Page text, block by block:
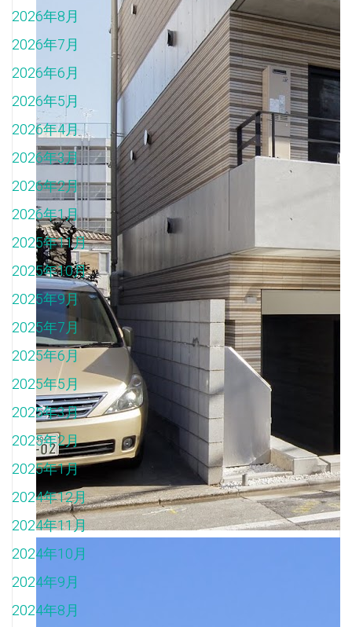
2026年8月
2026年7月
2026年6月
2026年5月
2026年4月
2026年3月
2026年2月
2026年1月
2025年11月
2025年10月
2025年9月
2025年7月
2025年6月
2025年5月
2025年3月
2025年2月
2025年1月
2024年12月
2024年11月
2024年10月
2024年9月
2024年8月